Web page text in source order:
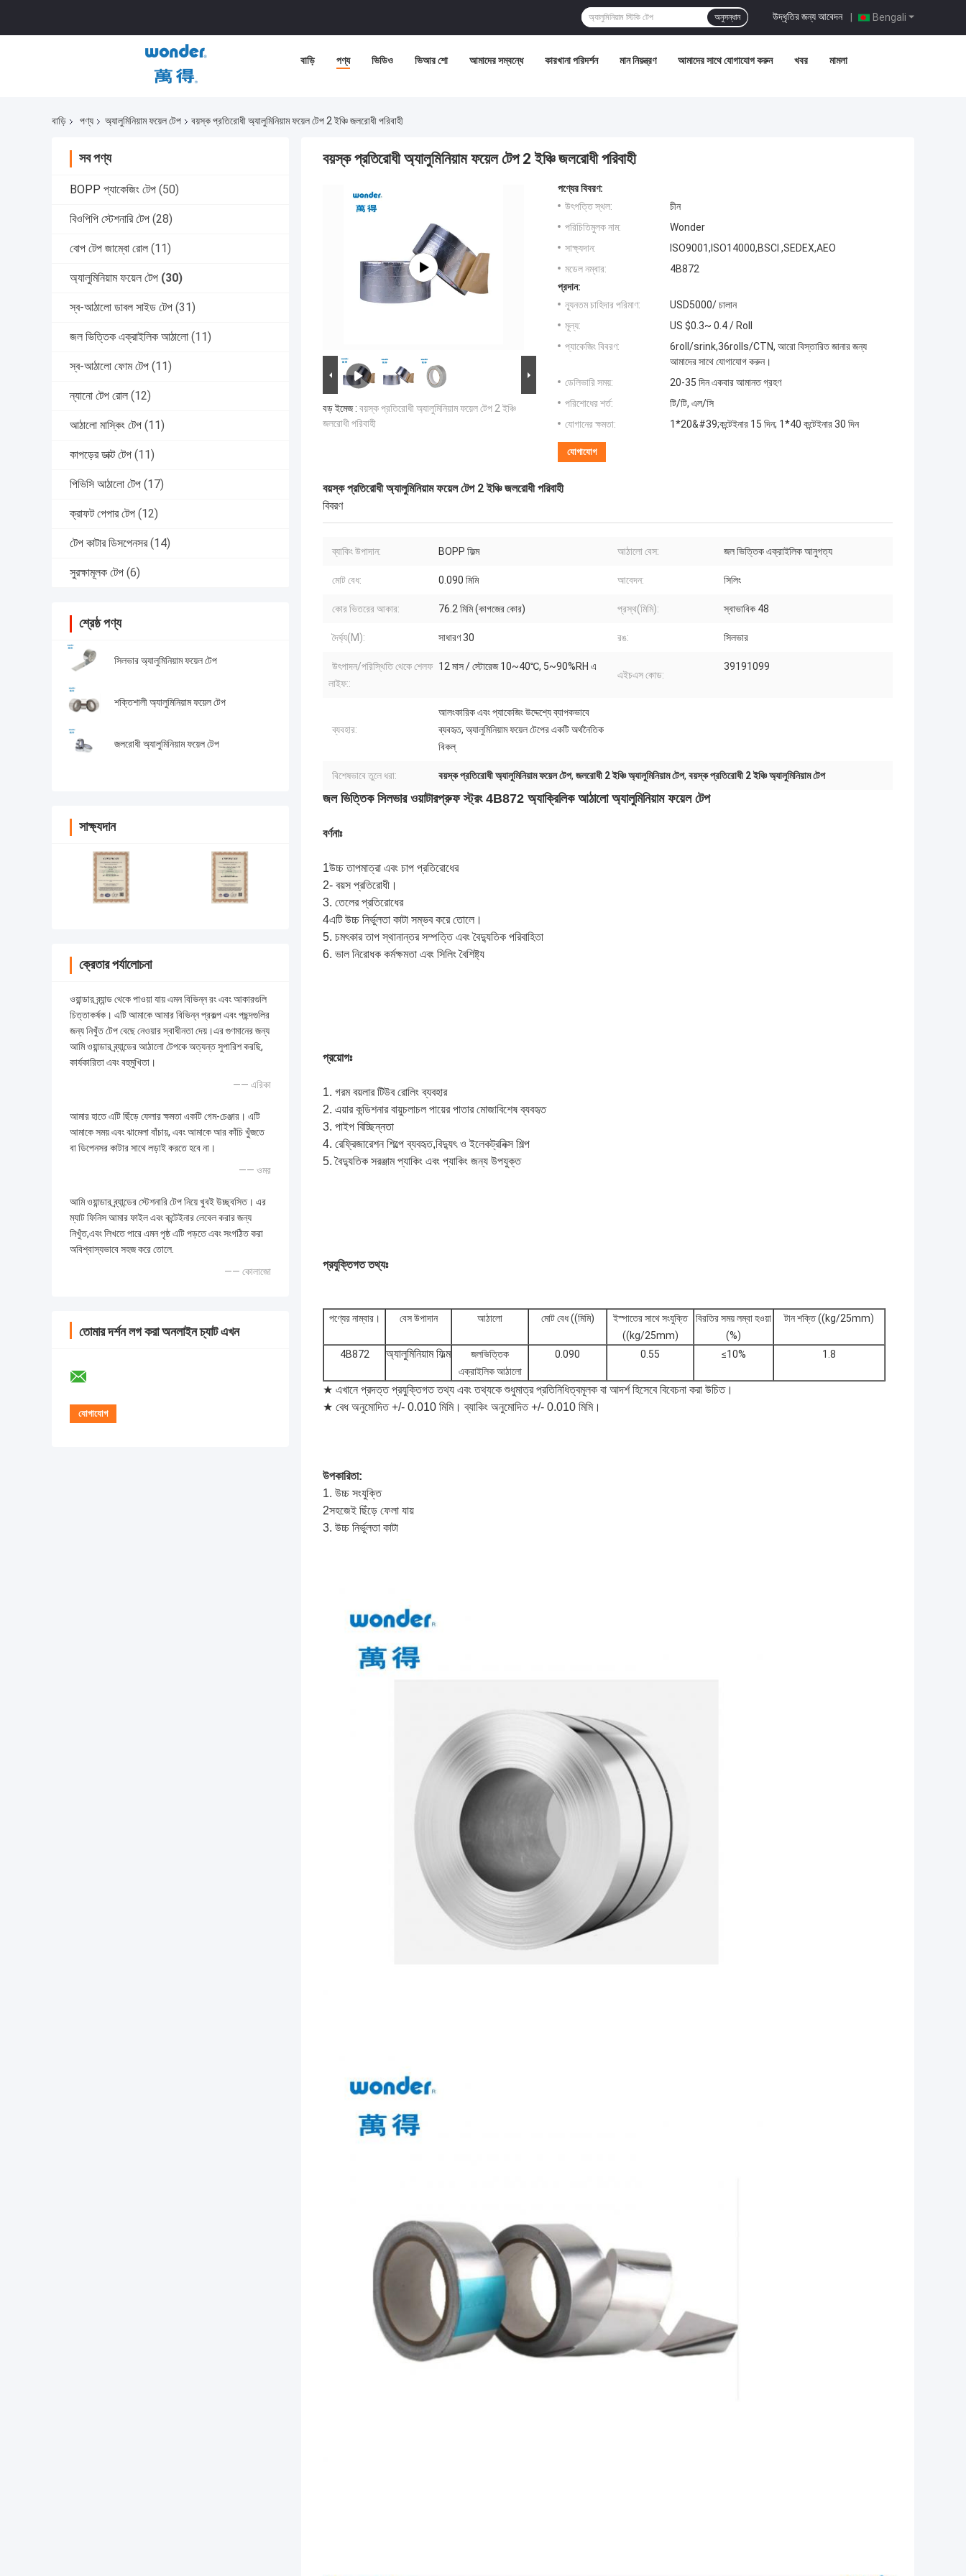
Bengali
উদ্ধৃতির জন্য আবেদন |
অনুসন্ধান
বাড়ি পণ্য ভিডিও ভিআর শো আমাদের সম্বন্ধে কারখানা পরিদর্শন মান নিয়ন্ত্রণ আমাদের সাথে যোগাযোগ করুন খবর মামলা
বাড়ি পণ্য অ্যালুমিনিয়াম ফয়েল টেপ বয়স্ক প্রতিরোধী অ্যালুমিনিয়াম ফয়েল টেপ 2 ইঞ্চি জলরোধী পরিবাহী
সব পণ্য
BOPP প্যাকেজিং টেপ (50)
বিওপিপি স্টেশনারি টেপ (28)
বোপ টেপ জাম্বো রোল (11)
অ্যালুমিনিয়াম ফয়েল টেপ (30)
স্ব-আঠালো ডাবল সাইড টেপ (31)
জল ভিত্তিক এক্রাইলিক আঠালো (11)
স্ব-আঠালো ফোম টেপ (11)
ন্যানো টেপ রোল (12)
আঠালো মাস্কিং টেপ (11)
কাপড়ের ডাক্ট টেপ (11)
পিভিসি আঠালো টেপ (17)
ক্রাফট পেপার টেপ (12)
টেপ কাটার ডিসপেনসর (14)
সুরক্ষামূলক টেপ (6)
শ্রেষ্ঠ পণ্য
সিলভার অ্যালুমিনিয়াম ফয়েল টেপ
শক্তিশালী অ্যালুমিনিয়াম ফয়েল টেপ
জলরোধী অ্যালুমিনিয়াম ফয়েল টেপ
সাক্ষ্যদান
ক্রেতার পর্যালোচনা
ওয়ান্ডার ব্র্যান্ড থেকে পাওয়া যায় এমন বিভিন্ন রং এবং আকারগুলি
চিত্তাকর্ষক। এটি আমাকে আমার বিভিন্ন প্রকল্প এবং পছন্দগুলির
জন্য নিখুঁত টেপ বেছে নেওয়ার স্বাধীনতা দেয়।এর গুণমানের জন্য
আমি ওয়ান্ডার ব্র্যান্ডের আঠালো টেপকে অত্যন্ত সুপারিশ করছি,
কার্যকারিতা এবং বহুমুখিতা।
—— এরিকা
আমার হাতে এটি ছিঁড়ে ফেলার ক্ষমতা একটি গেম-চেঞ্জার। এটি
আমাকে সময় এবং ঝামেলা বাঁচায়, এবং আমাকে আর কাঁচি খুঁজতে
বা ডিপেনসর কাটার সাথে লড়াই করতে হবে না।
—— ওমর
আমি ওয়ান্ডার ব্র্যান্ডের স্টেশনারি টেপ নিয়ে খুবই উচ্ছ্বসিত। এর
ম্যাট ফিনিস আমার ফাইল এবং কন্টেইনার লেবেল করার জন্য
নিখুঁত,এবং লিখতে পারে এমন পৃষ্ঠ এটি পড়তে এবং সংগঠিত করা
অবিশ্বাস্যভাবে সহজ করে তোলে.
—— কোলাজো
তোমার দর্শন লগ করা অনলাইন চ্যাট এখন
বয়স্ক প্রতিরোধী অ্যালুমিনিয়াম ফয়েল টেপ 2 ইঞ্চি জলরোধী পরিবাহী
বড় ইমেজ : বয়স্ক প্রতিরোধী অ্যালুমিনিয়াম ফয়েল টেপ 2 ইঞ্চি
জলরোধী পরিবাহী
পণ্যের বিবরণ:
উৎপত্তি স্থল:
চীন
পরিচিতিমুলক নাম:
Wonder
সাক্ষ্যদান:
ISO9001,ISO14000,BSCI ,SEDEX,AEO
মডেল নম্বার:
4B872
প্রদান:
ন্যূনতম চাহিদার পরিমাণ:
USD5000/ চালান
মূল্য:
US $0.3~ 0.4 / Roll
প্যাকেজিং বিবরণ:
6roll/srink,36rolls/CTN, আরো বিস্তারিত জানার জন্য
আমাদের সাথে যোগাযোগ করুন।
ডেলিভারি সময়:
20-35 দিন একবার আমানত গ্রহণ
পরিশোধের শর্ত:
টি/টি, এল/সি
যোগানের ক্ষমতা:
1*20&#39;কন্টেইনার 15 দিন; 1*40 কন্টেইনার 30 দিন
যোগাযোগ
বয়স্ক প্রতিরোধী অ্যালুমিনিয়াম ফয়েল টেপ 2 ইঞ্চি জলরোধী পরিবাহী
বিবরণ
ব্যাকিং উপাদান: BOPP ফিল্ম আঠালো বেস: জল ভিত্তিক এক্রাইলিক আনুগত্য
মোট বেধ: 0.090 মিমি আবেদন: সিলিং
কোর ভিতরের আকার: 76.2 মিমি (কাগজের কোর) প্রস্থ(মিমি): স্বাভাবিক 48
দৈর্ঘ্য(M): সাধারণ 30 রঙ: সিলভার
উৎপাদন/পরিস্থিতি থেকে শেলফ
লাইফ::
12 মাস / স্টোরেজ 10~40℃, 5~90%RH এ
এইচএস কোড:
39191099
ব্যবহার:
আলংকারিক এবং প্যাকেজিং উদ্দেশ্যে ব্যাপকভাবে
ব্যবহৃত, অ্যালুমিনিয়াম ফয়েল টেপের একটি অর্থনৈতিক
বিকল্
বিশেষভাবে তুলে ধরা: বয়স্ক প্রতিরোধী অ্যালুমিনিয়াম ফয়েল টেপ, জলরোধী 2 ইঞ্চি অ্যালুমিনিয়াম টেপ, বয়স্ক প্রতিরোধী 2 ইঞ্চি অ্যালুমিনিয়াম টেপ
জল ভিত্তিক সিলভার ওয়াটারপ্রুফ স্ট্রং 4B872 অ্যাক্রিলিক আঠালো অ্যালুমিনিয়াম ফয়েল টেপ
বর্ণনাঃ
1উচ্চ তাপমাত্রা এবং চাপ প্রতিরোধের
2- বয়স প্রতিরোধী।
3. তেলের প্রতিরোধের
4এটি উচ্চ নির্ভুলতা কাটা সম্ভব করে তোলে।
5. চমৎকার তাপ স্থানান্তর সম্পত্তি এবং বৈদ্যুতিক পরিবাহিতা
6. ভাল নিরোধক কর্মক্ষমতা এবং সিলিং বৈশিষ্ট্য
প্রয়োগঃ
1. গরম বয়লার টিউব রোলিং ব্যবহার
2. এয়ার কন্ডিশনার বায়ুচলাচল পায়ের পাতার মোজাবিশেষ ব্যবহৃত
3. পাইপ বিচ্ছিন্নতা
4. রেফ্রিজারেশন শিল্পে ব্যবহৃত,বিদ্যুৎ ও ইলেকট্রনিক্স শিল্প
5. বৈদ্যুতিক সরঞ্জাম প্যাকিং এবং প্যাকিং জন্য উপযুক্ত
প্রযুক্তিগত তথ্যঃ
পণ্যের নাম্বার। বেস উপাদান আঠালো মোট বেধ ((মিমি)
ইস্পাতের সাথে সংযুক্তি
((kg/25mm)
বিরতির সময় লম্বা হওয়া
(%)
টান শক্তি ((kg/25mm)
4B872 অ্যালুমিনিয়াম ফিল্ম
জলভিত্তিক
এক্রাইলিক আঠালো
0.090 0.55 ≤10% 1.8
★ এখানে প্রদত্ত প্রযুক্তিগত তথ্য এবং তথ্যকে শুধুমাত্র প্রতিনিধিত্বমূলক বা আদর্শ হিসেবে বিবেচনা করা উচিত।
★ বেধ অনুমোদিত +/- 0.010 মিমি। ব্যাকিং অনুমোদিত +/- 0.010 মিমি।
উপকারিতা:
1. উচ্চ সংযুক্তি
2সহজেই ছিঁড়ে ফেলা যায়
3. উচ্চ নির্ভুলতা কাটা